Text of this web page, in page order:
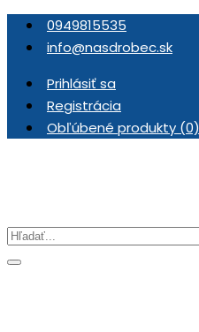
0949815535
info@nasdrobec.sk
Prihlásiť sa
Registrácia
Obľúbené produkty (0)